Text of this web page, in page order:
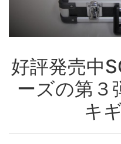
好評発売中
ーズの第３
キ